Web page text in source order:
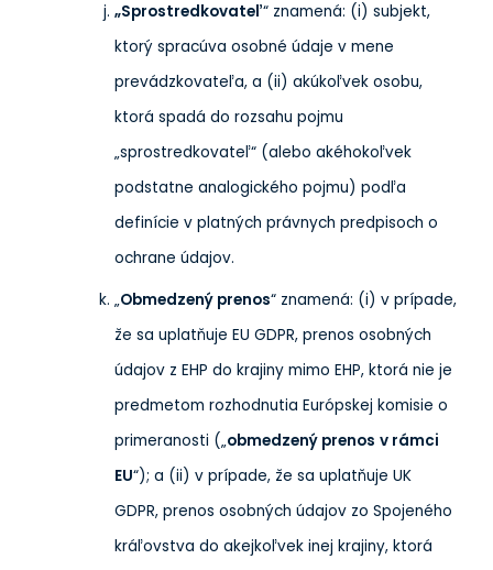
„Sprostredkovateľ“ znamená: (i) subjekt,
ktorý spracúva osobné údaje v mene
prevádzkovateľa, a (ii) akúkoľvek osobu,
ktorá spadá do rozsahu pojmu
„sprostredkovateľ“ (alebo akéhokoľvek
podstatne analogického pojmu) podľa
definície v platných právnych predpisoch o
ochrane údajov.
„Obmedzený prenos“ znamená: (i) v prípade,
že sa uplatňuje EU GDPR, prenos osobných
údajov z EHP do krajiny mimo EHP, ktorá nie je
predmetom rozhodnutia Európskej komisie o
primeranosti („obmedzený prenos v rámci
EU“); a (ii) v prípade, že sa uplatňuje UK
GDPR, prenos osobných údajov zo Spojeného
kráľovstva do akejkoľvek inej krajiny, ktorá